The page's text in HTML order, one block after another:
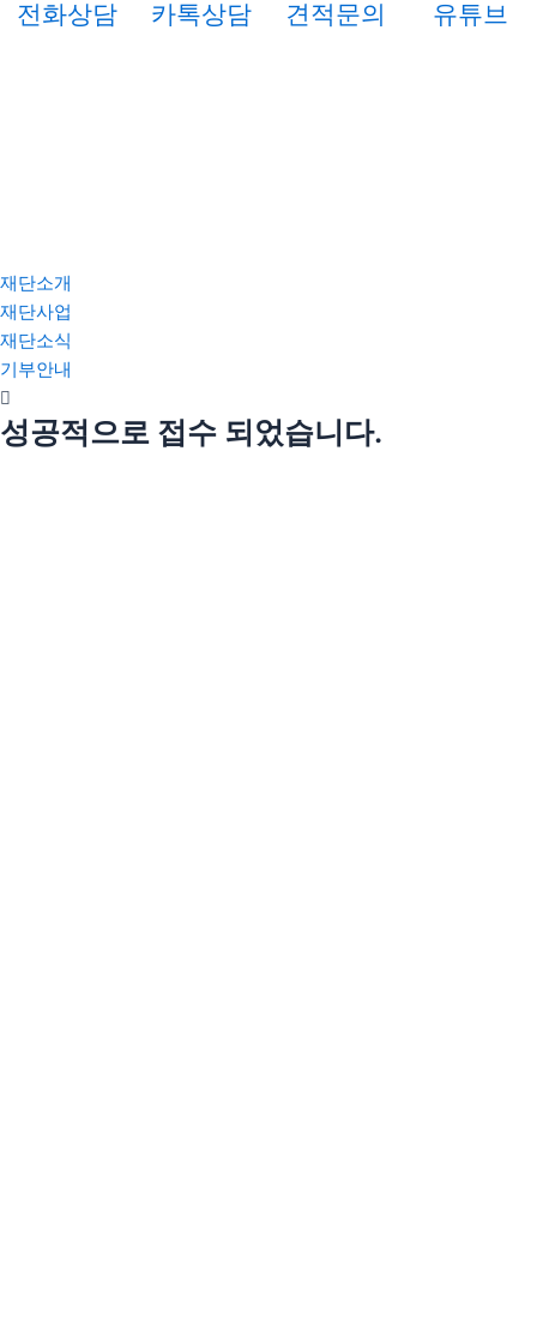
전화상담 카톡상담 견적문의 유튜브
재단소개
재단사업
재단소식
기부안내
성공적으로 접수 되었습니다.